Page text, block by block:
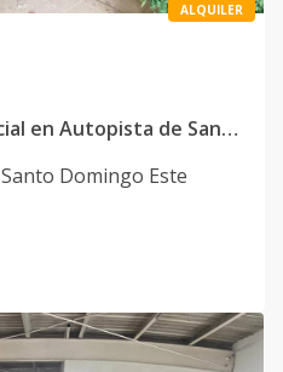
ALQUILER
Alquiler de local comercial en Autopista de San Isidro
Santo Domingo Este